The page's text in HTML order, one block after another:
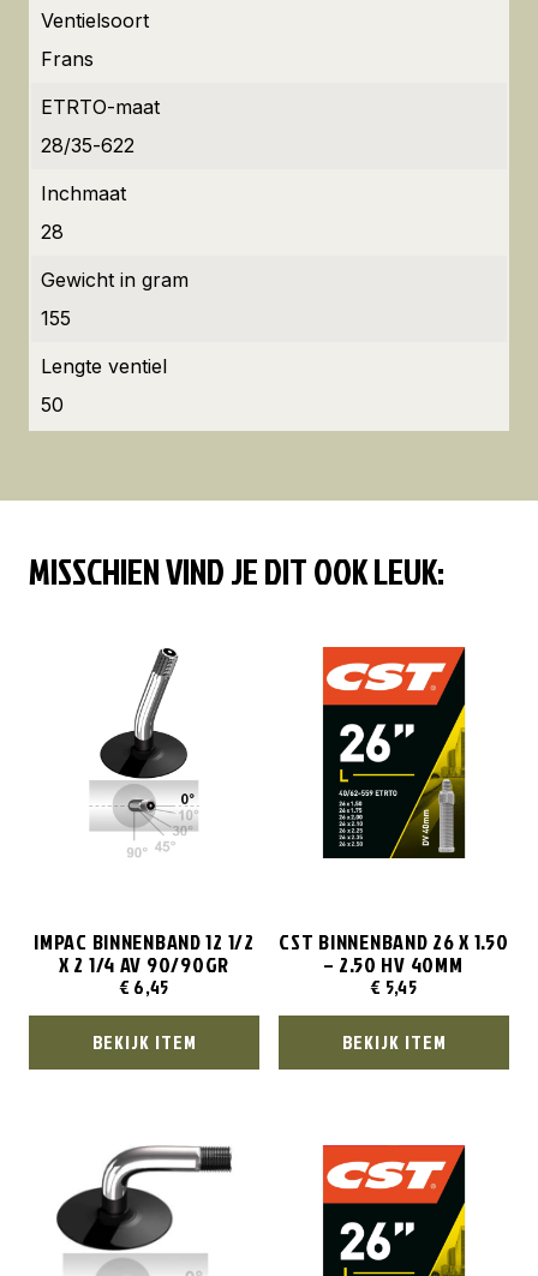
Ventielsoort
Frans
ETRTO-maat
28/35-622
Inchmaat
28
Gewicht in gram
155
Lengte ventiel
50
MISSCHIEN VIND JE DIT OOK LEUK:
IMPAC BINNENBAND 12 1/2
X 2 1/4 AV 90/90GR
€ 6,45
BEKIJK ITEM
CST BINNENBAND 26 X 1.50
– 2.50 HV 40MM
€ 5,45
BEKIJK ITEM